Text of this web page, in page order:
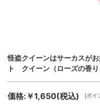
怪盗クイーンはサーカスが
ト クイーン（ローズの香り
価格:￥1,650(税込) [ポイ